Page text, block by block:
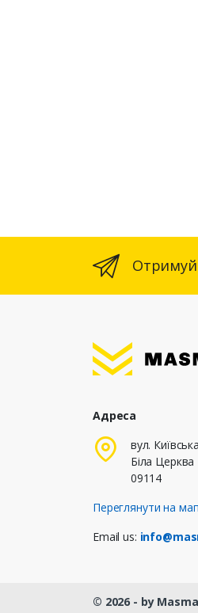
Адреса
вул.
Біла Церква
09114
Переглянути на
Email us:
© 2026 - by